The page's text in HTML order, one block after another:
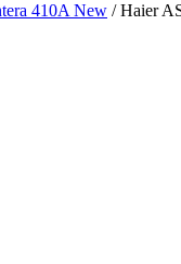
410A New / Haier